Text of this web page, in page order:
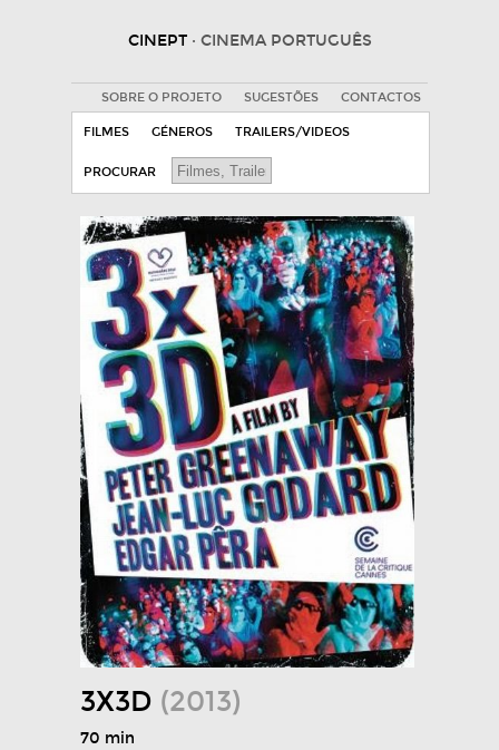
CINEPT · CINEMA PORTUGUÊS
SOBRE O PROJETO SUGESTÕES CONTACTOS
FILMES GÉNEROS TRAILERS/VIDEOS
PROCURAR
3X3D (2013)
70 min